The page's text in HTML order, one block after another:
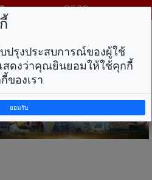
หาคม พ.ศ. 2569
ปรุงประสบการณ์ของผู้ใช้
สดงว่าคุณยินยอมให้ใช้คุกกี้
ของเรา
ยอมรับ